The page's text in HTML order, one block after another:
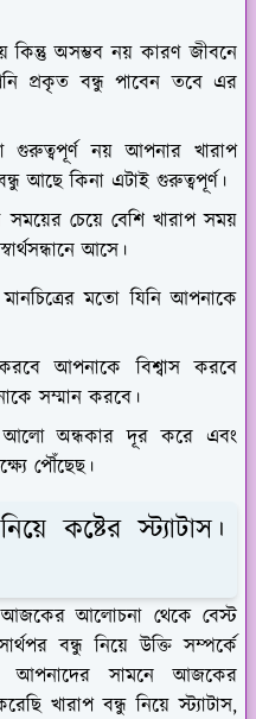
অসম্ভব নয় কারণ জীবনে
প্রকৃত বন্ধু পাবেন তবে এর
নয় আপনার খারাপ
আছে কিনা এটাই গুরুত্বপূর্ণ।
চেয়ে বেশি খারাপ সময়
আসে।
মতো যিনি আপনাকে
আপনাকে বিশ্বাস করবে
সম্মান করবে।
অন্ধকার দূর করে এবং
পৌঁছেছ।
কষ্টের স্ট্যাটাস।
আজকের আলোচনা থেকে বেস্ট
বন্ধু নিয়ে উক্তি সম্পর্কে
আপনাদের সামনে আজকের
খারাপ বন্ধু নিয়ে স্ট্যাটাস,